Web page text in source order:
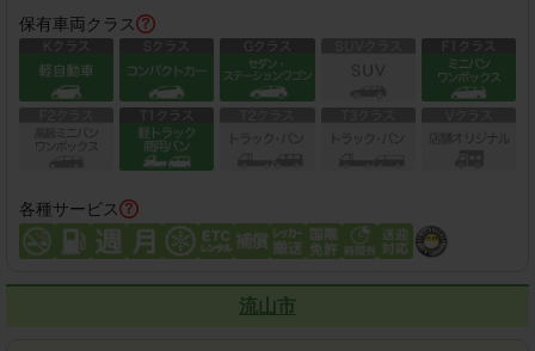
保有車両クラス
各種サービス
流山市